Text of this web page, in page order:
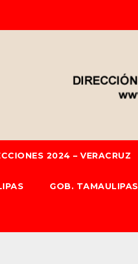
2024 – VERACRUZ
GOB. TAMAULIPAS